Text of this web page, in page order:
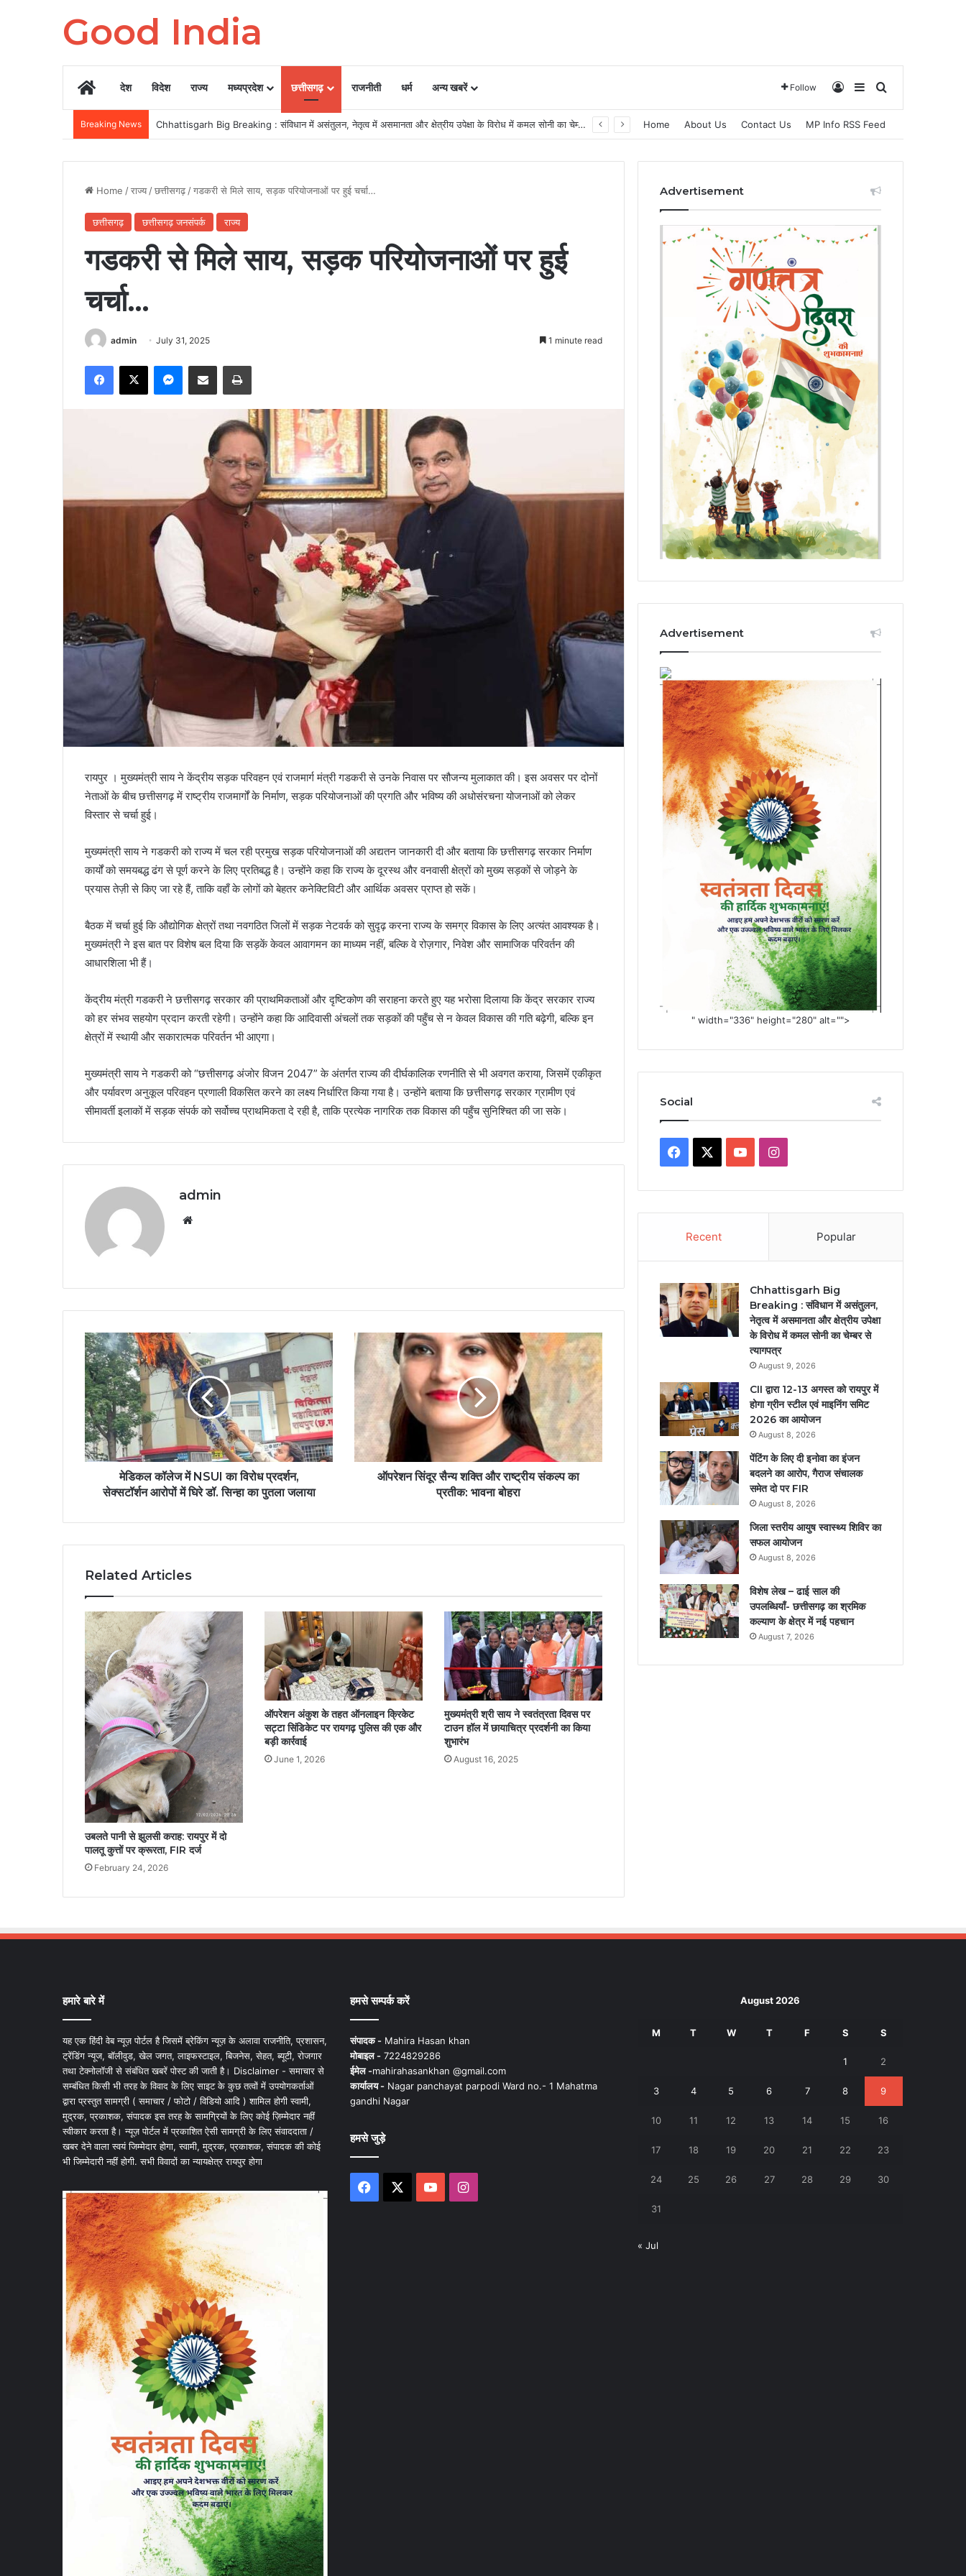
Good India
Homeदेश विदेश राज्य मध्यप्रदेश छत्तीसगढ़ राजनीती धर्म अन्य खबरें Follow Log InSidebarSearch for
Breaking News CII द्वारा 12-13 अगस्त को रायपुर में होगा ग्रीन स्टील एवं माइनिंग समिट 2026 का आयोजन Home About Us Contact Us MP Info RSS Feed
Home /राज्य /छत्तीसगढ़ /गडकरी से मिले साय, सड़क परियोजनाओं पर हुई चर्चा…
छत्तीसगढ़ छत्तीसगढ़ जनसंपर्क राज्य
गडकरी से मिले साय, सड़क परियोजनाओं पर हुई
चर्चा…
admin July 31, 2025 1 minute read
Facebook
X Messenger
Share via Email Print
रायपुर । मुख्यमंत्री साय ने केंद्रीय सड़क परिवहन एवं राजमार्ग मंत्री गडकरी से उनके निवास पर सौजन्य मुलाकात की। इस अवसर पर दोनों
नेताओं के बीच छत्तीसगढ़ में राष्ट्रीय राजमार्गों के निर्माण, सड़क परियोजनाओं की प्रगति और भविष्य की अधोसंरचना योजनाओं को लेकर
विस्तार से चर्चा हुई।
मुख्यमंत्री साय ने गडकरी को राज्य में चल रही प्रमुख सड़क परियोजनाओं की अद्यतन जानकारी दी और बताया कि छत्तीसगढ़ सरकार निर्माण
कार्यों को समयबद्ध ढंग से पूर्ण करने के लिए प्रतिबद्ध है। उन्होंने कहा कि राज्य के दूरस्थ और वनवासी क्षेत्रों को मुख्य सड़कों से जोड़ने के
प्रयास तेज़ी से किए जा रहे हैं, ताकि वहाँ के लोगों को बेहतर कनेक्टिविटी और आर्थिक अवसर प्राप्त हो सकें।
बैठक में चर्चा हुई कि औद्योगिक क्षेत्रों तथा नवगठित जिलों में सड़क नेटवर्क को सुदृढ़ करना राज्य के समग्र विकास के लिए अत्यंत आवश्यक है।
मुख्यमंत्री ने इस बात पर विशेष बल दिया कि सड़कें केवल आवागमन का माध्यम नहीं, बल्कि वे रोज़गार, निवेश और सामाजिक परिवर्तन की
आधारशिला भी हैं।
केंद्रीय मंत्री गडकरी ने छत्तीसगढ़ सरकार की प्राथमिकताओं और दृष्टिकोण की सराहना करते हुए यह भरोसा दिलाया कि केंद्र सरकार राज्य
को हर संभव सहयोग प्रदान करती रहेगी। उन्होंने कहा कि आदिवासी अंचलों तक सड़कों की पहुँच से न केवल विकास की गति बढ़ेगी, बल्कि इन
क्षेत्रों में स्थायी और सकारात्मक परिवर्तन भी आएगा।
मुख्यमंत्री साय ने गडकरी को “छत्तीसगढ़ अंजोर विजन 2047” के अंतर्गत राज्य की दीर्घकालिक रणनीति से भी अवगत कराया, जिसमें एकीकृत
और पर्यावरण अनुकूल परिवहन प्रणाली विकसित करने का लक्ष्य निर्धारित किया गया है। उन्होंने बताया कि छत्तीसगढ़ सरकार ग्रामीण एवं
सीमावर्ती इलाकों में सड़क संपर्क को सर्वोच्च प्राथमिकता दे रही है, ताकि प्रत्येक नागरिक तक विकास की पहुँच सुनिश्चित की जा सके।
admin
मेडिकल कॉलेज में NSUI का विरोध प्रदर्शन,
सेक्सटॉर्शन आरोपों में घिरे डॉ. सिन्हा का पुतला जलाया
ऑपरेशन सिंदूर सैन्य शक्ति और राष्ट्रीय संकल्प का
प्रतीक: भावना बोहरा
Related Articles
उबलते पानी से झुलसी कराह: रायपुर में दो
पालतू कुत्तों पर क्रूरता, FIR दर्ज
February 24, 2026
ऑपरेशन अंकुश के तहत ऑनलाइन क्रिकेट
सट्टा सिंडिकेट पर रायगढ़ पुलिस की एक और
बड़ी कार्रवाई
June 1, 2026
मुख्यमंत्री श्री साय ने स्वतंत्रता दिवस पर
टाउन हॉल में छायाचित्र प्रदर्शनी का किया
शुभारंभ
August 16, 2025
Advertisement
Advertisement
" width="336" height="280" alt="">
Social
Facebook YouTubeInstagram
Recent Popular
Chhattisgarh Big
Breaking : संविधान में असंतुलन,
नेतृत्व में असमानता और क्षेत्रीय उपेक्षा
के विरोध में कमल सोनी का चेम्बर से
त्यागपत्र
August 9, 2026
CII द्वारा 12-13 अगस्त को रायपुर में
होगा ग्रीन स्टील एवं माइनिंग समिट
2026 का आयोजन
August 8, 2026
पेंटिंग के लिए दी इनोवा का इंजन
बदलने का आरोप, गैराज संचालक
समेत दो पर FIR
August 8, 2026
जिला स्तरीय आयुष स्वास्थ्य शिविर का
सफल आयोजन
August 8, 2026
विशेष लेख – ढाई साल की
उपलब्धियाँ- छत्तीसगढ़ का श्रमिक
कल्याण के क्षेत्र में नई पहचान
August 7, 2026
हमारे बारे में
यह एक हिंदी वेब न्यूज़ पोर्टल है जिसमें ब्रेकिंग न्यूज़ के अलावा राजनीति, प्रशासन,
ट्रेंडिंग न्यूज, बॉलीवुड, खेल जगत, लाइफस्टाइल, बिजनेस, सेहत, ब्यूटी, रोजगार
तथा टेक्नोलॉजी से संबंधित खबरें पोस्ट की जाती है। Disclaimer - समाचार से
सम्बंधित किसी भी तरह के विवाद के लिए साइट के कुछ तत्वों में उपयोगकर्ताओं
द्वारा प्रस्तुत सामग्री ( समाचार / फोटो / विडियो आदि ) शामिल होगी स्वामी,
मुद्रक, प्रकाशक, संपादक इस तरह के सामग्रियों के लिए कोई ज़िम्मेदार नहीं
स्वीकार करता है। न्यूज़ पोर्टल में प्रकाशित ऐसी सामग्री के लिए संवाददाता /
खबर देने वाला स्वयं जिम्मेदार होगा, स्वामी, मुद्रक, प्रकाशक, संपादक की कोई
भी जिम्मेदारी नहीं होगी. सभी विवादों का न्यायक्षेत्र रायपुर होगा
हमसे सम्पर्क करें
संपादक -Mahira Hasan khan
मोबाइल -7224829286
ईमेल -mahirahasankhan @gmail.com
कार्यालय -Nagar panchayat parpodi Ward no.- 1 Mahatma
gandhi Nagar
हमसे जुड़े
Facebook YouTubeInstagram
August 2026
M T W T F S S
1 2
3 4 5 6 7 8 9
10 11 12 13 14 15 16
17 18 19 20 21 22 23
24 25 26 27 28 29 30
31
« Jul